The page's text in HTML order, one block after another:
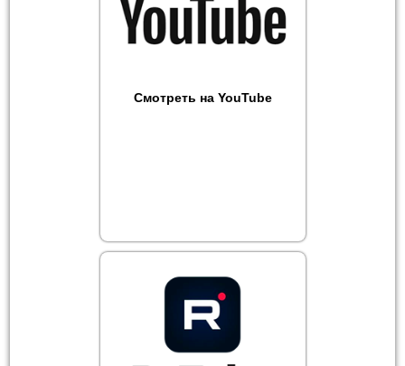
Смотреть на YouTube